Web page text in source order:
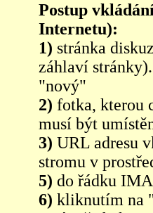
Postup
Internetu):
1) stránka
záhlaví
"nový"
2) fotka, kterou
musí být
3) URL adresu
stromu v
5) do řádku
6) kliknutím na